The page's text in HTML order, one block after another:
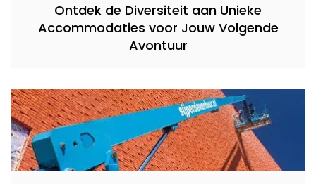
Ontdek de Diversiteit aan Unieke
Accommodaties voor Jouw Volgende
Avontuur